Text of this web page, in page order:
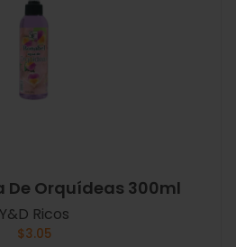
De Orquídeas 300ml
Y&D Ricos
$3.05